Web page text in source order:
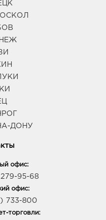
ДОНУ
офис:
95-68
офис:
733-800
торговли: